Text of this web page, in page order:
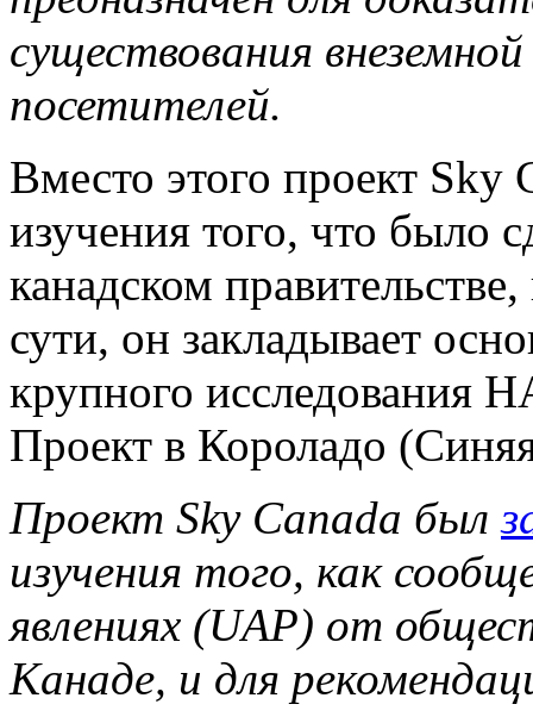
существования
посетителей.
Вместо этого проект Sky
изучения того, что было
канадском
сути, он закладывает
крупного исследования
Проект в Короладо
Проект Sky Canada был
изучения того, как
явлениях (UAP) от
Канаде, и для